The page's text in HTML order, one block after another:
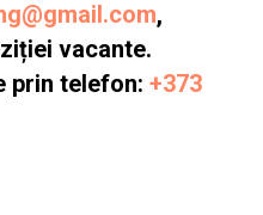
,
vacante.
prin telefon: +373